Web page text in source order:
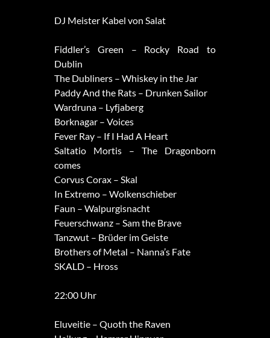
DJ Meister Kabel von Salat
Fiddler’s Green – Rocky Road to
Dublin
The Dubliners – Whiskey in the Jar
Paddy And the Rats – Drunken Sailor
Wardruna – Lyfjaberg
Borknagar – Voices
Fever Ray – If I Had A Heart
Saltatio Mortis – The Dragonborn
comes
Corvus Corax – Skal
In Extremo – Wolkenschieber
Faun – Walpurgisnacht
Feuerschwanz – Sam the Brave
Tanzwut – Brüder im Geiste
Brothers of Metal – Nanna’s Fate
SKALD – Hross
22:00 Uhr
Eluveitie – Quoth the Raven